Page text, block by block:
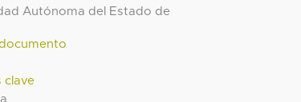
Autónoma del Estado de
clave